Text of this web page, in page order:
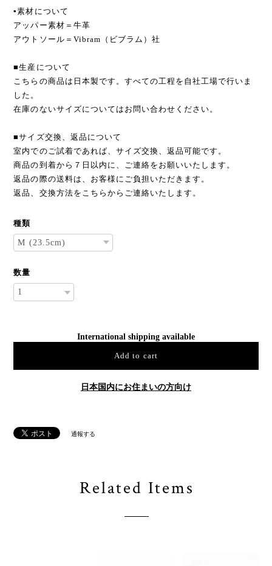
▪️素材について
アッパー素材＝牛革
アウトソール＝Vibram（ビブラム）社
■生産について
こちらの商品は日本製です。すべての工程を自社工場で行いま
した。
在庫のないサイズについてはお問い合わせください。
■サイズ交換、返品について
室内でのご試着であれば、サイズ交換、返品可能です。
商品の到着から７日以内に、ご連絡をお願いいたします。
返品の際の送料は、お客様にご負担いただきます。
返品、交換方法をこちらからご連絡いたします。
種類
数量
International shipping available
Add to cart
日本国内にお住まいの方向け
通報する
Related Items